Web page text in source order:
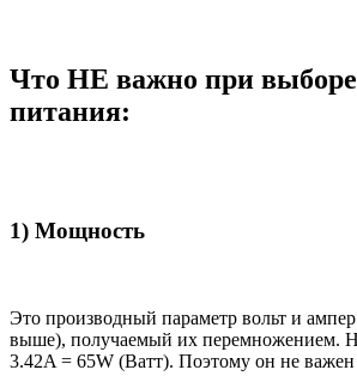
Что НЕ важно при выборе
питания:
1) Мощность
Это производный параметр вольт и
выше), получаемый их перемножением.
3.42A = 65W (Ватт). Поэтому он не